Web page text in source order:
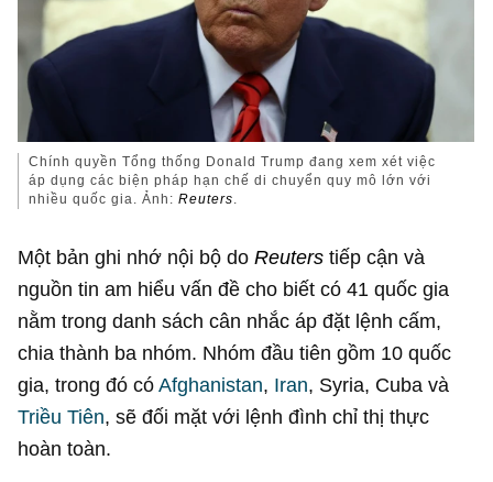
Chính quyền Tổng thống Donald Trump đang xem xét việc
áp dụng các biện pháp hạn chế di chuyển quy mô lớn với
nhiều quốc gia. Ảnh:Reuters.
Một bản ghi nhớ nội bộ doReuters tiếp cận và
nguồn tin am hiểu vấn đề cho biết có 41 quốc gia
nằm trong danh sách cân nhắc áp đặt lệnh cấm,
chia thành ba nhóm. Nhóm đầu tiên gồm 10 quốc
gia, trong đó cóAfghanistan, Iran, Syria, Cuba và
Triều Tiên, sẽ đối mặt với lệnh đình chỉ thị thực
hoàn toàn.